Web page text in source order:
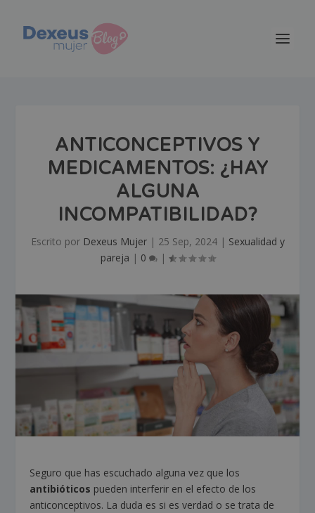
ANTICONCEPTIVOS Y
MEDICAMENTOS: ¿HAY
ALGUNA
INCOMPATIBILIDAD?
Escrito por Dexeus Mujer| 25 Sep, 2024| Sexualidad y
pareja | 0 |
Seguro que has escuchado alguna vez que los
antibióticos pueden interferir en el efecto de los
anticonceptivos. La duda es si es verdad o se trata de